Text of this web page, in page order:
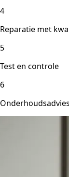
4
Reparatie met
5
Test en controle
6
Onderhoudsadvies